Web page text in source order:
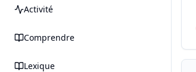
Activité
Comprendre
Lexique